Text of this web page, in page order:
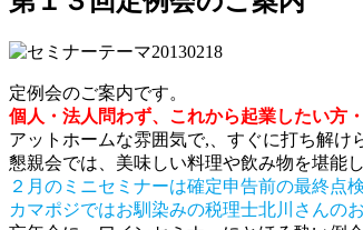
定例会のご案内です。
個人・法人問わず、これから起業したい方
アットホームな雰囲気で,、すぐに打ち解け
懇親会では、美味しい料理や飲み物を堪能
２月のミニセミナーは確定申告前の最終点
カマポジではお馴染みの税理士北川さんの